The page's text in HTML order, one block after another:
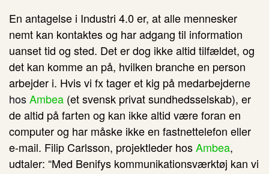
En antagelse i Industri 4.0er, at alle mennesker
nemt kan kontaktes og har adgang til information
uanset tid og sted. Det er dog ikke altid tilfældet, og
det kan komme an på, hvilken branche en person
arbejder i. Hvis vi fx tager et kig på medarbejderne
hosAmbea (et svensk privat sundhedsselskab), er
de altid på farten og kan ikke altid være foran en
computer og har måske ikke en fastnettelefon eller
e-mail. Filip Carlsson, projektleder hosAmbea,
udtaler: “Med Benifys kommunikationsværktøj kan vi